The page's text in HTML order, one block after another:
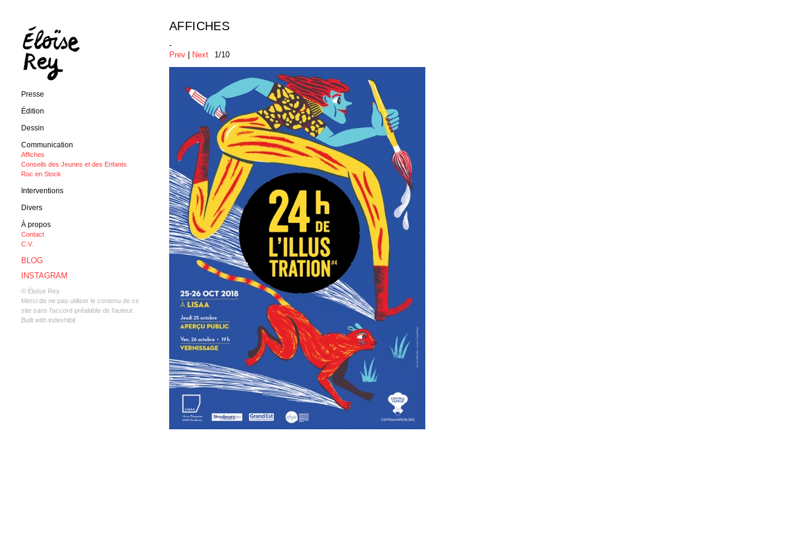
Presse
Édition
Dessin
Communication
Affiches
Conseils des Jeunes et des Enfants
Roc en Stock
Interventions
Divers
À propos
Contact
C.V.
BLOG
INSTAGRAM
© Éloïse Rey
Merci de ne pas utiliser le contenu de ce
site sans l'accord préalable de l'auteur.
Built with indexhibit
AFFICHES
-
Prev
Next 1/10